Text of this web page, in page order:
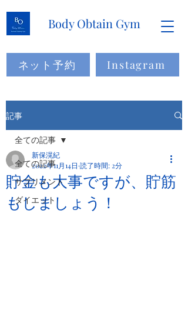
Body Obtain Gym
ネット予約 Instagram
記事
全ての記事
サプリメント
ダイエット
全ての記事
貯金も大事ですが、貯筋
もしましょう！
新保滉紀
2022年11月14日 読了時間: 2分